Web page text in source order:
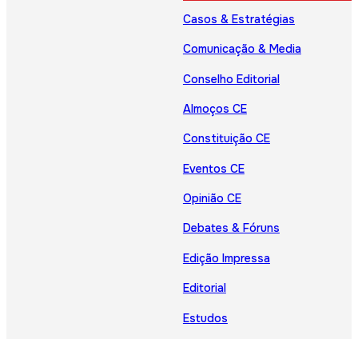
Casos & Estratégias
Comunicação & Media
Conselho Editorial
Almoços CE
Constituição CE
Eventos CE
Opinião CE
Debates & Fóruns
Edição Impressa
Editorial
Estudos